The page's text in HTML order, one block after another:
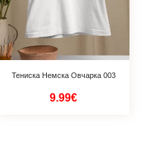
Тениска Немска Овчарка 003
9.99€